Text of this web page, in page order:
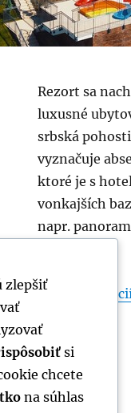
Rezort sa
luxusné
srbská
vyznačuje
ktoré je s
vonkajších
napr.
Viac
zlepšiť
si
chcete
na súhlas